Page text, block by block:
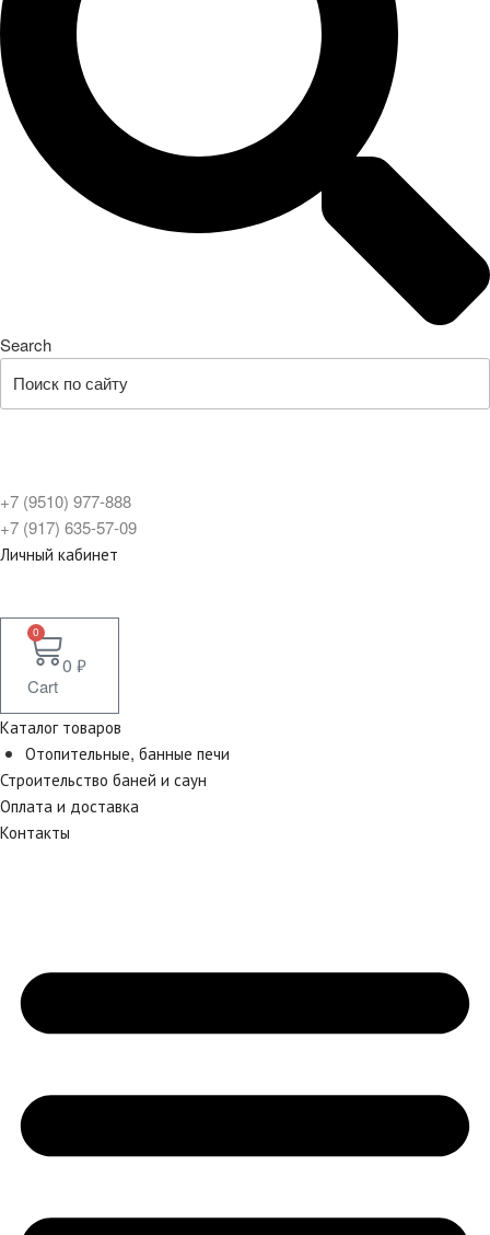
Search
+7 (9510) 977-888
+7 (917) 635-57-09
Личный кабинет
0 ₽
0
Cart
Каталог товаров
Отопительные, банные печи
Строительство баней и саун
Оплата и доставка
Контакты